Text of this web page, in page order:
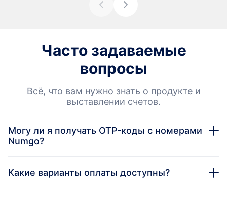
Часто задаваемые
вопросы
Всё, что вам нужно знать о продукте и
выставлении счетов.
Могу ли я получать OTP-коды с номерами
Numgo?
Какие варианты оплаты доступны?